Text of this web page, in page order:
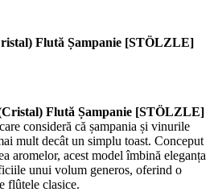
Flută Șampanie [STÖLZLE]
Flută Șampanie [STÖLZLE]
consideră că șampania și vinurile
mult decât un simplu toast. Conceput
aromelor, acest model îmbină eleganța
unui volum generos, oferind o
flûtele clasice.